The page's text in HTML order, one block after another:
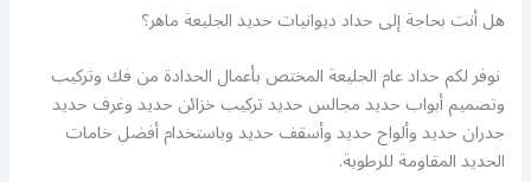
هل أنت بحاجة إلى حداد ديوانيات حديد الجليعة ماهر؟
نوفر لكم حداد عام الجليعة المختص بأعمال الحدادة من فك وتركيب
وتصميم أبواب حديد مجالس حديد تركيب خزائن حديد وغرف حديد
جدران حديد وألواح حديد وأسقف حديد وباستخدام أفضل خامات
الحديد المقاومة للرطوبة.